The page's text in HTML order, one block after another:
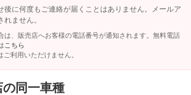
後に何度もご連絡が届くことはありません。メールア
れません。
、販売店へお客様の電話番号が通知されます。無料電話
こちら
利用いただけません。
の同一車種